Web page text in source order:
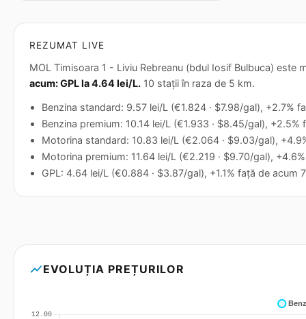
REZUMAT LIVE
MOL Timisoara 1 - Liviu Rebreanu (bdul Iosif Bulbuca)
acum: GPL la 4.64 lei/L. 10 stații în raza de 5 km.
Benzina standard: 9.57 lei/L (€1.824 · $7.98/gal), +2.7%
Benzina premium: 10.14 lei/L (€1.933 · $8.45/gal),
Motorina standard: 10.83 lei/L (€2.064 · $9.03/gal),
Motorina premium: 11.64 lei/L (€2.219 · $9.70/gal),
GPL: 4.64 lei/L (€0.884 · $3.87/gal), +1.1% față de
show_chartEVOLUȚIA PREȚURILOR